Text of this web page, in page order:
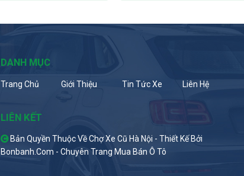
DANH MỤC
Trang Chủ Giới Thiệu Tin Tức Xe Liên Hệ
LIÊN KẾT
Bản Quyền Thuộc Về Chợ Xe Cũ Hà Nội - Thiết Kế Bởi
Bonbanh.com - Chuyên Trang Mua Bán Ô Tô